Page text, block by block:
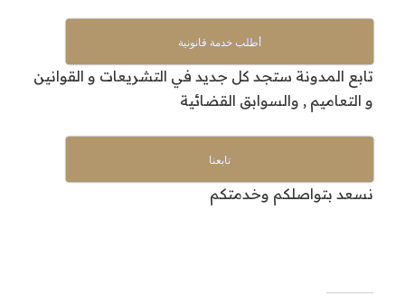
أطلب خدمة قانونية
تابع المدونة ستجد كل جديد في التشريعات و القوانين
و التعاميم , والسوابق القضائية
تابعنا
نسعد بتواصلكم وخدمتكم